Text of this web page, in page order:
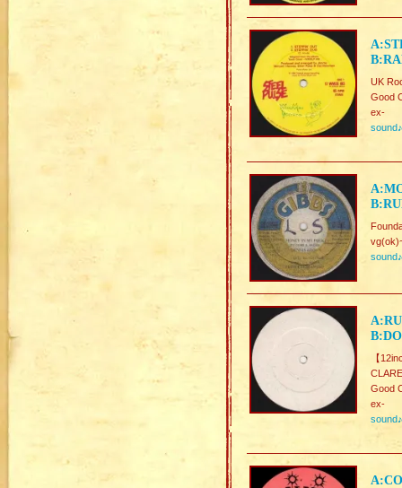
UK
Good
ex-
sound♪
sound♪
【
Good
ex-
sound♪